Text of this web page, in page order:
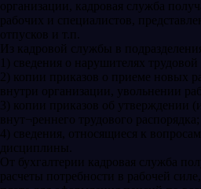
организации, кадровая служба
рабочих и специалистов,
отпусков и т.п.
Из кадровой службы в
1) сведения о нарушителях
2) копии приказов о приеме новых
внутри организации, увольнении
3) копии приказов об утверждении
внут¬реннего трудового распорядка;
4) сведения, относящиеся к
дисциплины.
От бухгалтерии кадровая служба
расчеты потребности в рабочей